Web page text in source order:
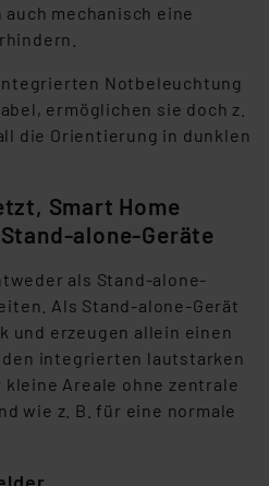
mechanisch eine
Notbeleuchtung
ermöglichen sie doch z.
die Orientierung in dunklen
Smart Home
alone-Geräte
als Stand-alone-
Als Stand-alone-Gerät
und erzeugen allein einen
integrierten lautstarken
Areale ohne zentrale
wie z. B. für eine normale